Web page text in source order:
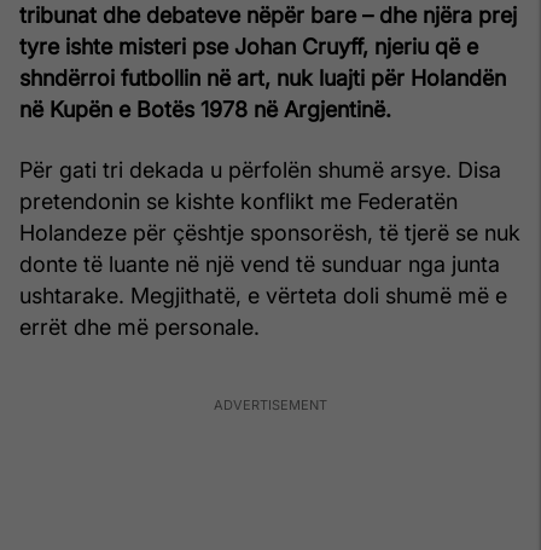
tribunat dhe debateve nëpër bare – dhe njëra prej
tyre ishte misteri pse Johan Cruyff, njeriu që e
shndërroi futbollin në art, nuk luajti për Holandën
në Kupën e Botës 1978 në Argjentinë.
Për gati tri dekada u përfolën shumë arsye. Disa
pretendonin se kishte konflikt me Federatën
Holandeze për çështje sponsorësh, të tjerë se nuk
donte të luante në një vend të sunduar nga junta
ushtarake. Megjithatë, e vërteta doli shumë më e
errët dhe më personale.